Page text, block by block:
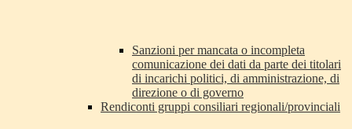
Sanzioni per mancata o incompleta
comunicazione dei dati da parte dei titolari
di incarichi politici, di amministrazione, di
direzione o di governo
Rendiconti gruppi consiliari regionali/provinciali